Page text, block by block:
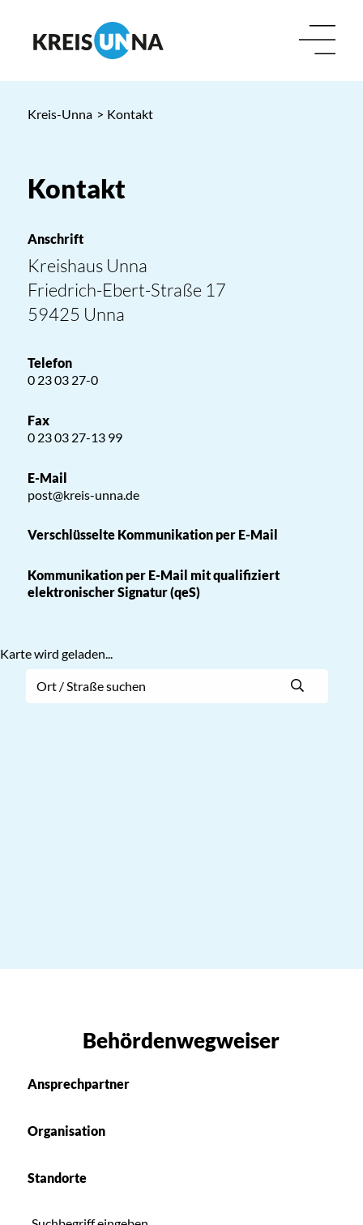
Kreis-Unna > Kontakt
Kontakt
Anschrift
Kreishaus Unna
Friedrich-Ebert-Straße 17
59425 Unna
Telefon
0 23 03 27-0
Fax
0 23 03 27-13 99
E-Mail
post@kreis-unna.de
Verschlüsselte Kommunikation per E-Mail
Kommunikation per E-Mail mit qualifiziert
elektronischer Signatur (qeS)
Karte wird geladen...
Behördenwegweiser
Ansprechpartner
Organisation
Standorte